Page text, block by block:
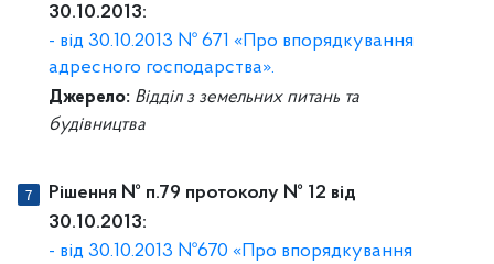
30.10.2013:
- від 30.10.2013 № 671 «Про впорядкування
адресного господарства».
Джерело: Відділ з земельних питань та
будівництва
Рішення № п.79 протоколу № 12 від
30.10.2013:
- від 30.10.2013 №670 «Про впорядкування